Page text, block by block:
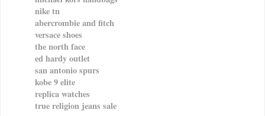
nike tn
abercrombie and fitch
versace shoes
the north face
ed hardy outlet
san antonio spurs
kobe 9 elite
replica watches
true religion jeans sale